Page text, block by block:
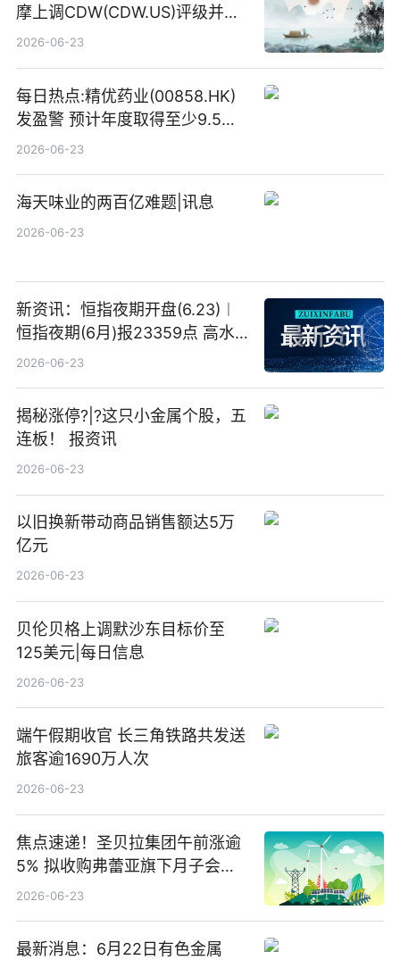
摩上调CDW(CDW.US)评级并看
高IBM(IBM.US)戴尔(DELL.US)
2026-06-23
每日热点:精优药业(00858.HK)
发盈警 预计年度取得至少9.5亿
港元的亏损 同比盈转亏
2026-06-23
海天味业的两百亿难题|讯息
2026-06-23
新资讯：恒指夜期开盘(6.23)︱
恒指夜期(6月)报23359点 高水
23点
2026-06-23
揭秘涨停?|?这只小金属个股，五
连板！ 报资讯
2026-06-23
以旧换新带动商品销售额达5万
亿元
2026-06-23
贝伦贝格上调默沙东目标价至
125美元|每日信息
2026-06-23
端午假期收官 长三角铁路共发送
旅客逾1690万人次
2026-06-23
焦点速递！圣贝拉集团午前涨逾
5% 拟收购弗蕾亚旗下月子会所
业务少数股权
2026-06-23
最新消息：6月22日有色金属